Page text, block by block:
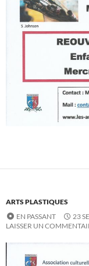
ARTS PLASTIQUES
EN PASSANT
23
LAISSER UN